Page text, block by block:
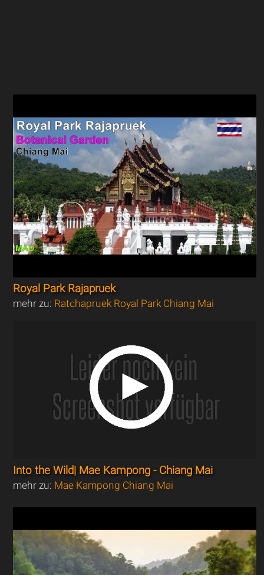
Royal Park Rajapruek
mehr zu: Ratchapruek Royal Park Chiang Mai
Into the Wild| Mae Kampong - Chiang Mai
mehr zu: Mae Kampong Chiang Mai